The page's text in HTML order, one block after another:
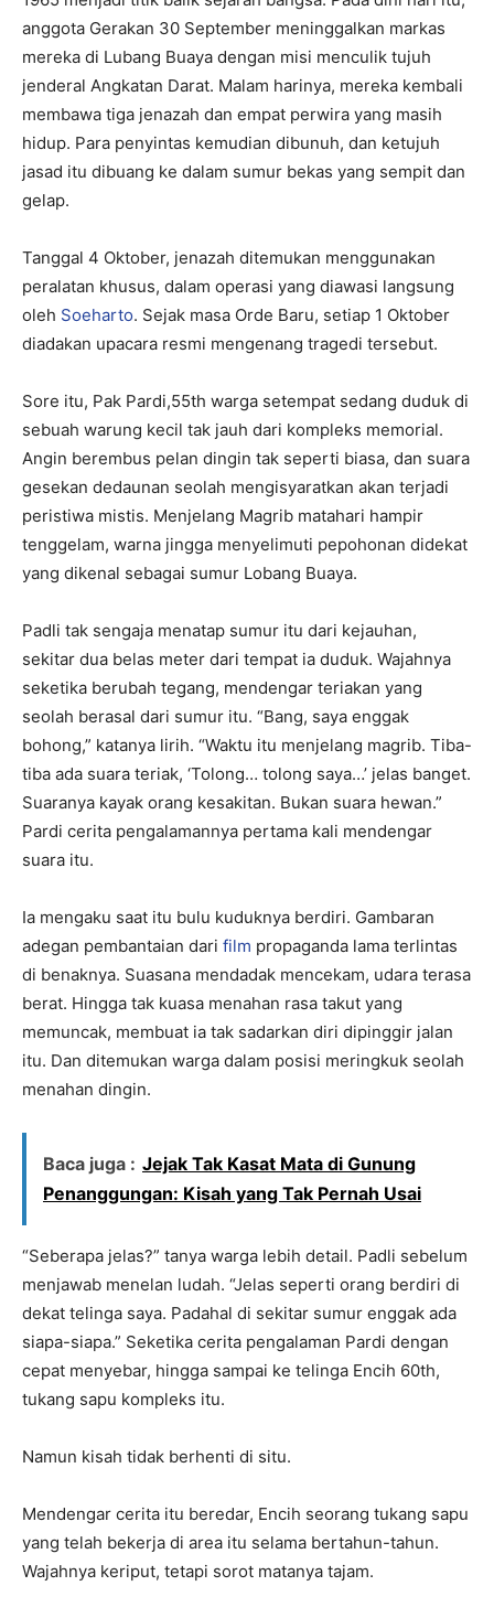
anggota Gerakan 30 September meninggalkan markas
mereka di Lubang Buaya dengan misi menculik tujuh
jenderal Angkatan Darat. Malam harinya, mereka kembali
membawa tiga jenazah dan empat perwira yang masih
hidup. Para penyintas kemudian dibunuh, dan ketujuh
jasad itu dibuang ke dalam sumur bekas yang sempit dan
gelap.
Tanggal 4 Oktober, jenazah ditemukan menggunakan
peralatan khusus, dalam operasi yang diawasi langsung
oleh Soeharto. Sejak masa Orde Baru, setiap 1 Oktober
diadakan upacara resmi mengenang tragedi tersebut.
Sore itu, Pak Pardi,55th warga setempat sedang duduk di
sebuah warung kecil tak jauh dari kompleks memorial.
Angin berembus pelan dingin tak seperti biasa, dan suara
gesekan dedaunan seolah mengisyaratkan akan terjadi
peristiwa mistis. Menjelang Magrib matahari hampir
tenggelam, warna jingga menyelimuti pepohonan didekat
yang dikenal sebagai sumur Lobang Buaya.
Padli tak sengaja menatap sumur itu dari kejauhan,
sekitar dua belas meter dari tempat ia duduk. Wajahnya
seketika berubah tegang, mendengar teriakan yang
seolah berasal dari sumur itu. “Bang, saya enggak
bohong,” katanya lirih. “Waktu itu menjelang magrib. Tiba-
tiba ada suara teriak, ‘Tolong… tolong saya…’ jelas banget.
Suaranya kayak orang kesakitan. Bukan suara hewan.”
Pardi cerita pengalamannya pertama kali mendengar
suara itu.
Ia mengaku saat itu bulu kuduknya berdiri. Gambaran
adegan pembantaian dari film propaganda lama terlintas
di benaknya. Suasana mendadak mencekam, udara terasa
berat. Hingga tak kuasa menahan rasa takut yang
memuncak, membuat ia tak sadarkan diri dipinggir jalan
itu. Dan ditemukan warga dalam posisi meringkuk seolah
menahan dingin.
Baca juga : Jejak Tak Kasat Mata di Gunung
Penanggungan: Kisah yang Tak Pernah Usai
“Seberapa jelas?” tanya warga lebih detail. Padli sebelum
menjawab menelan ludah. “Jelas seperti orang berdiri di
dekat telinga saya. Padahal di sekitar sumur enggak ada
siapa-siapa.” Seketika cerita pengalaman Pardi dengan
cepat menyebar, hingga sampai ke telinga Encih 60th,
tukang sapu kompleks itu.
Namun kisah tidak berhenti di situ.
Mendengar cerita itu beredar, Encih seorang tukang sapu
yang telah bekerja di area itu selama bertahun-tahun.
Wajahnya keriput, tetapi sorot matanya tajam.